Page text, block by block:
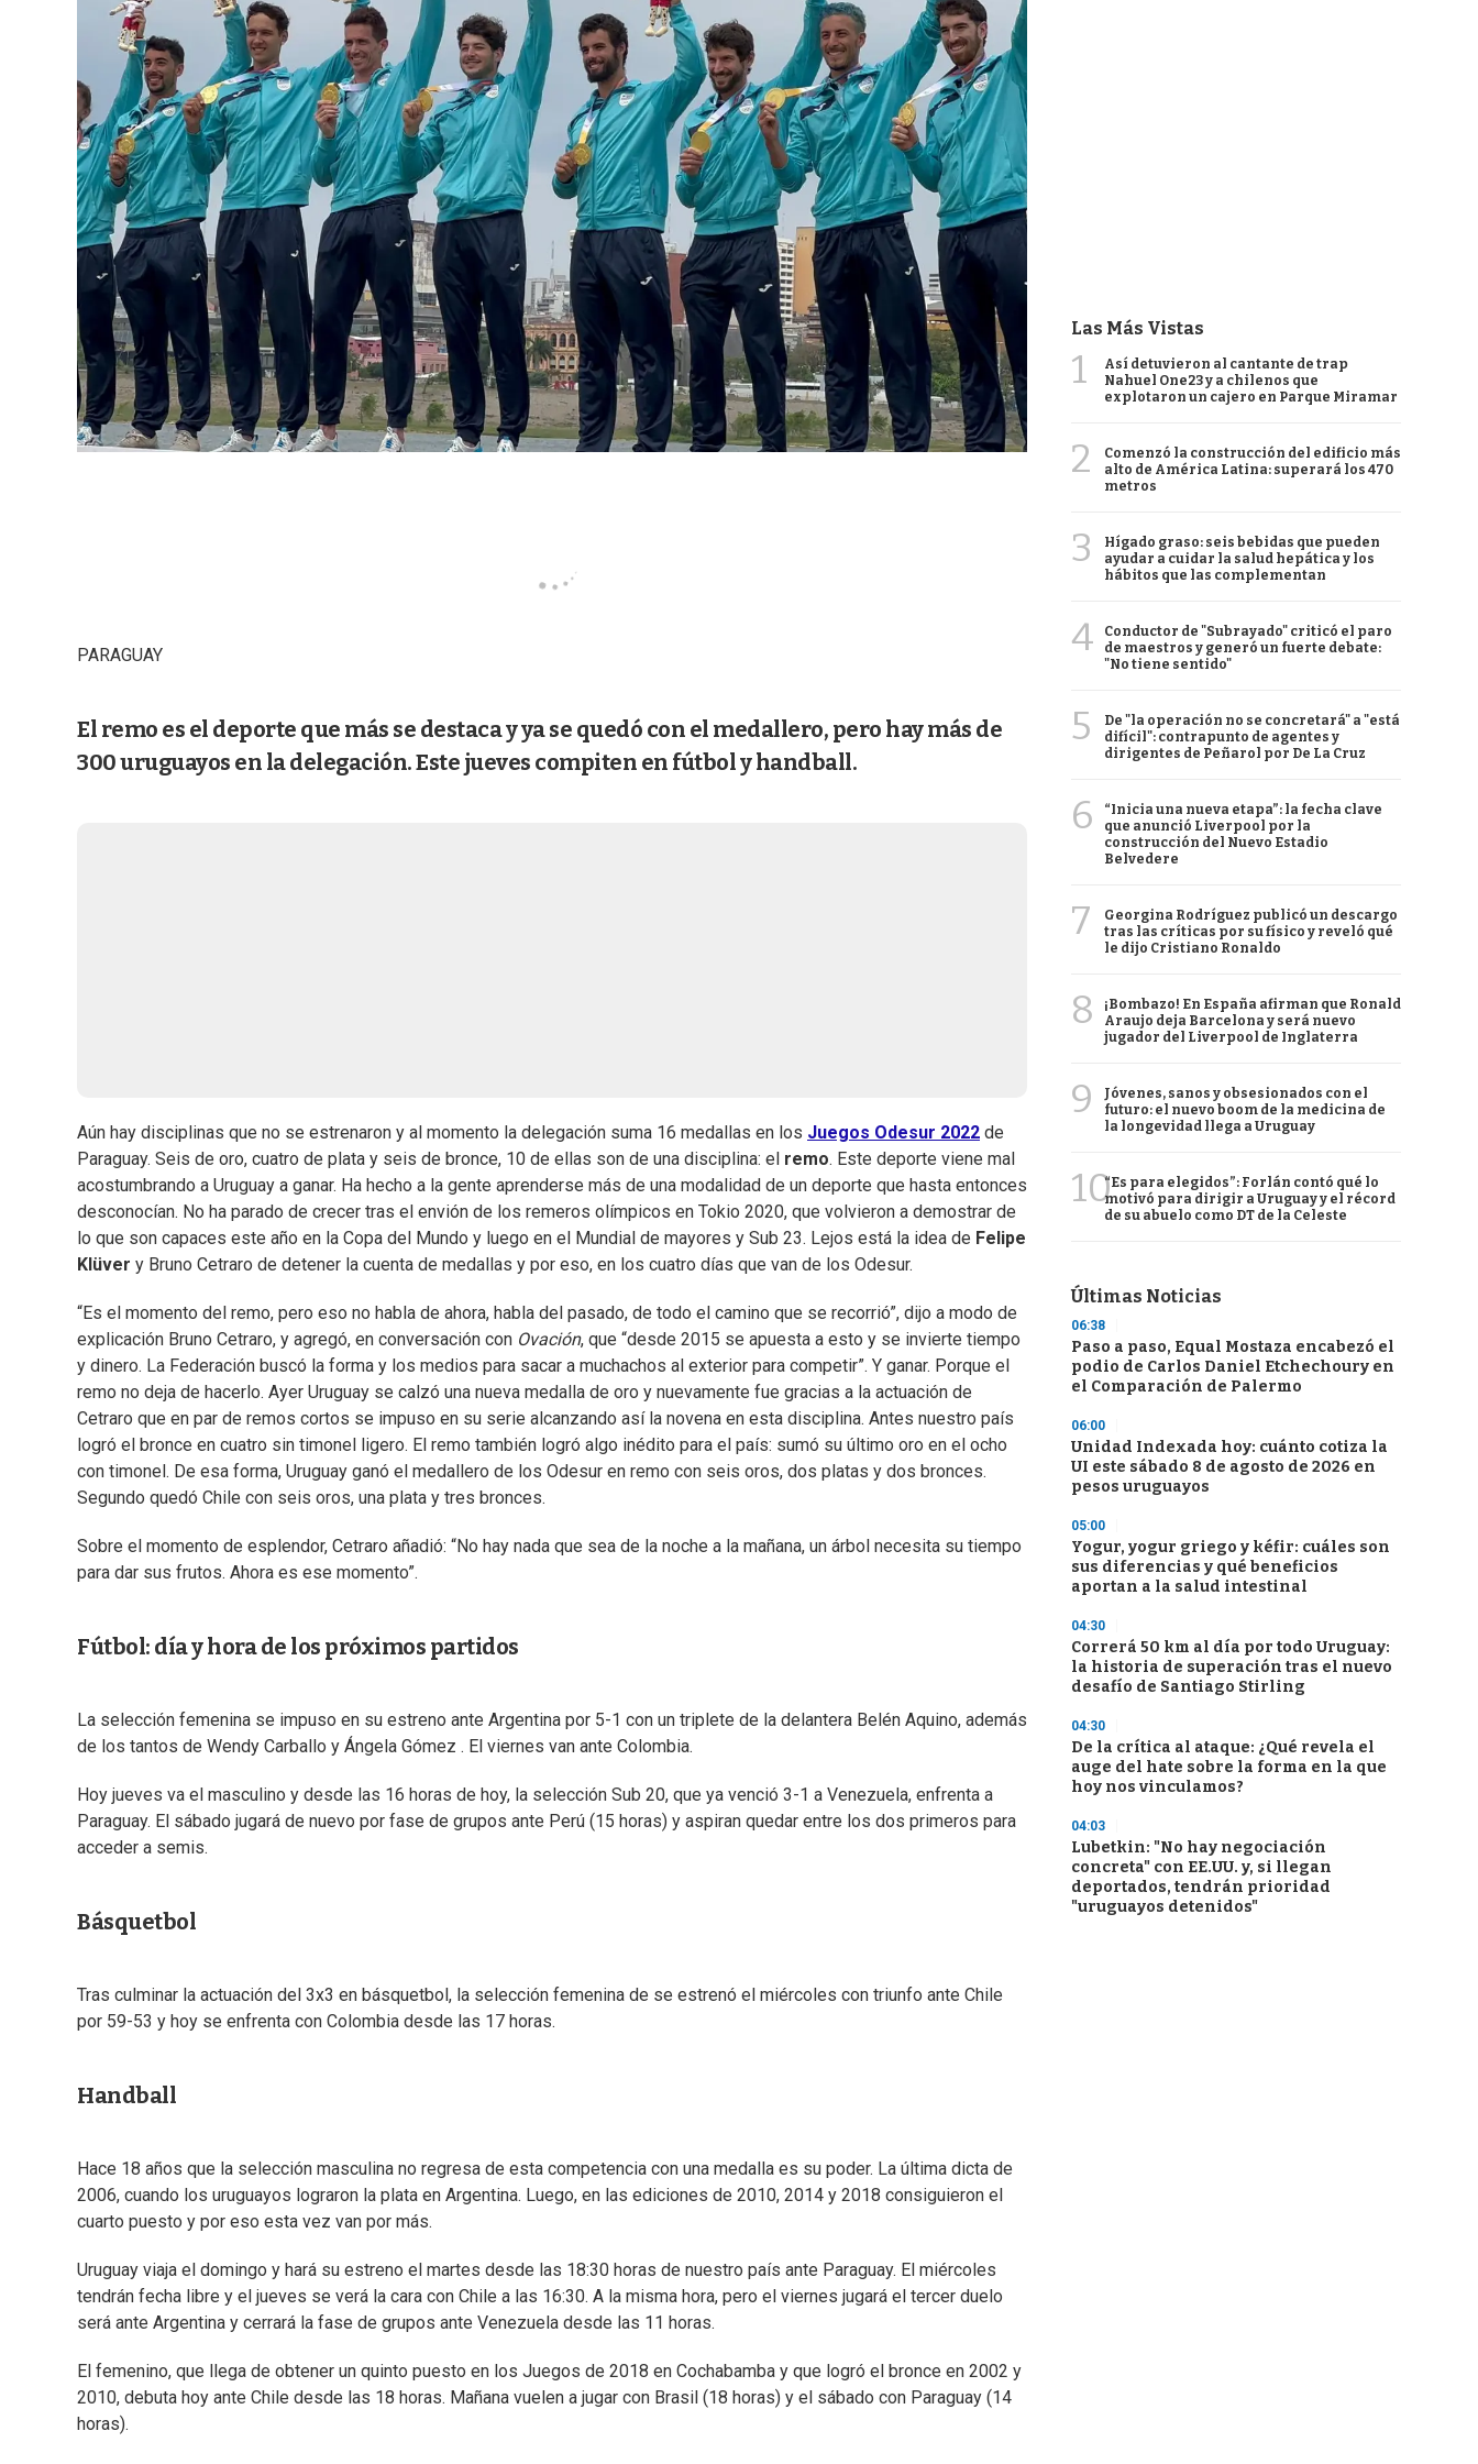
PARAGUAY
El remo es el deporte que más se destaca y ya se quedó con el medallero, pero hay más de
300 uruguayos en la delegación. Este jueves compiten en fútbol y handball.
Aún hay disciplinas que no se estrenaron y al momento la delegación suma 16 medallas en los Juegos Odesur 2022 de
Paraguay. Seis de oro, cuatro de plata y seis de bronce, 10 de ellas son de una disciplina: el remo. Este deporte viene mal
acostumbrando a Uruguay a ganar. Ha hecho a la gente aprenderse más de una modalidad de un deporte que hasta entonces
desconocían. No ha parado de crecer tras el envión de los remeros olímpicos en Tokio 2020, que volvieron a demostrar de
lo que son capaces este año en la Copa del Mundo y luego en el Mundial de mayores y Sub 23. Lejos está la idea de Felipe
Klüver y Bruno Cetraro de detener la cuenta de medallas y por eso, en los cuatro días que van de los Odesur.
“Es el momento del remo, pero eso no habla de ahora, habla del pasado, de todo el camino que se recorrió”, dijo a modo de
explicación Bruno Cetraro, y agregó, en conversación con Ovación, que “desde 2015 se apuesta a esto y se invierte tiempo
y dinero. La Federación buscó la forma y los medios para sacar a muchachos al exterior para competir”. Y ganar. Porque el
remo no deja de hacerlo. Ayer Uruguay se calzó una nueva medalla de oro y nuevamente fue gracias a la actuación de
Cetraro que en par de remos cortos se impuso en su serie alcanzando así la novena en esta disciplina. Antes nuestro país
logró el bronce en cuatro sin timonel ligero. El remo también logró algo inédito para el país: sumó su último oro en el ocho
con timonel. De esa forma, Uruguay ganó el medallero de los Odesur en remo con seis oros, dos platas y dos bronces.
Segundo quedó Chile con seis oros, una plata y tres bronces.
Sobre el momento de esplendor, Cetraro añadió: “No hay nada que sea de la noche a la mañana, un árbol necesita su tiempo
para dar sus frutos. Ahora es ese momento”.
Fútbol: día y hora de los próximos partidos
La selección femenina se impuso en su estreno ante Argentina por 5-1 con un triplete de la delantera Belén Aquino, además
de los tantos de Wendy Carballo y Ángela Gómez . El viernes van ante Colombia.
Hoy jueves va el masculino y desde las 16 horas de hoy, la selección Sub 20, que ya venció 3-1 a Venezuela, enfrenta a
Paraguay. El sábado jugará de nuevo por fase de grupos ante Perú (15 horas) y aspiran quedar entre los dos primeros para
acceder a semis.
Básquetbol
Tras culminar la actuación del 3x3 en básquetbol, la selección femenina de se estrenó el miércoles con triunfo ante Chile
por 59-53 y hoy se enfrenta con Colombia desde las 17 horas.
Handball
Hace 18 años que la selección masculina no regresa de esta competencia con una medalla es su poder. La última dicta de
2006, cuando los uruguayos lograron la plata en Argentina. Luego, en las ediciones de 2010, 2014 y 2018 consiguieron el
cuarto puesto y por eso esta vez van por más.
Uruguay viaja el domingo y hará su estreno el martes desde las 18:30 horas de nuestro país ante Paraguay. El miércoles
tendrán fecha libre y el jueves se verá la cara con Chile a las 16:30. A la misma hora, pero el viernes jugará el tercer duelo
será ante Argentina y cerrará la fase de grupos ante Venezuela desde las 11 horas.
El femenino, que llega de obtener un quinto puesto en los Juegos de 2018 en Cochabamba y que logró el bronce en 2002 y
2010, debuta hoy ante Chile desde las 18 horas. Mañana vuelen a jugar con Brasil (18 horas) y el sábado con Paraguay (14
horas).
Las Más Vistas
1
Así detuvieron al cantante de trap
Nahuel One23 y a chilenos que
explotaron un cajero en Parque Miramar
2
Comenzó la construcción del edificio más
alto de América Latina: superará los 470
metros
3
Hígado graso: seis bebidas que pueden
ayudar a cuidar la salud hepática y los
hábitos que las complementan
4
Conductor de "Subrayado" criticó el paro
de maestros y generó un fuerte debate:
"No tiene sentido"
5
De "la operación no se concretará" a "está
difícil": contrapunto de agentes y
dirigentes de Peñarol por De La Cruz
6
“Inicia una nueva etapa”: la fecha clave
que anunció Liverpool por la
construcción del Nuevo Estadio
Belvedere
7
Georgina Rodríguez publicó un descargo
tras las críticas por su físico y reveló qué
le dijo Cristiano Ronaldo
8
¡Bombazo! En España afirman que Ronald
Araujo deja Barcelona y será nuevo
jugador del Liverpool de Inglaterra
9
Jóvenes, sanos y obsesionados con el
futuro: el nuevo boom de la medicina de
la longevidad llega a Uruguay
10“Es para elegidos”: Forlán contó qué lo
motivó para dirigir a Uruguay y el récord
de su abuelo como DT de la Celeste
Últimas Noticias
06:38
Paso a paso, Equal Mostaza encabezó el
podio de Carlos Daniel Etchechoury en
el Comparación de Palermo
06:00
Unidad Indexada hoy: cuánto cotiza la
UI este sábado 8 de agosto de 2026 en
pesos uruguayos
05:00
Yogur, yogur griego y kéfir: cuáles son
sus diferencias y qué beneficios
aportan a la salud intestinal
04:30
Correrá 50 km al día por todo Uruguay:
la historia de superación tras el nuevo
desafío de Santiago Stirling
04:30
De la crítica al ataque: ¿Qué revela el
auge del hate sobre la forma en la que
hoy nos vinculamos?
04:03
Lubetkin: "No hay negociación
concreta" con EE.UU. y, si llegan
deportados, tendrán prioridad
"uruguayos detenidos"